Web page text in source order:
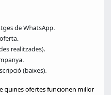
de WhatsApp.
realitzades).
(baixes).
quines ofertes funcionen millor